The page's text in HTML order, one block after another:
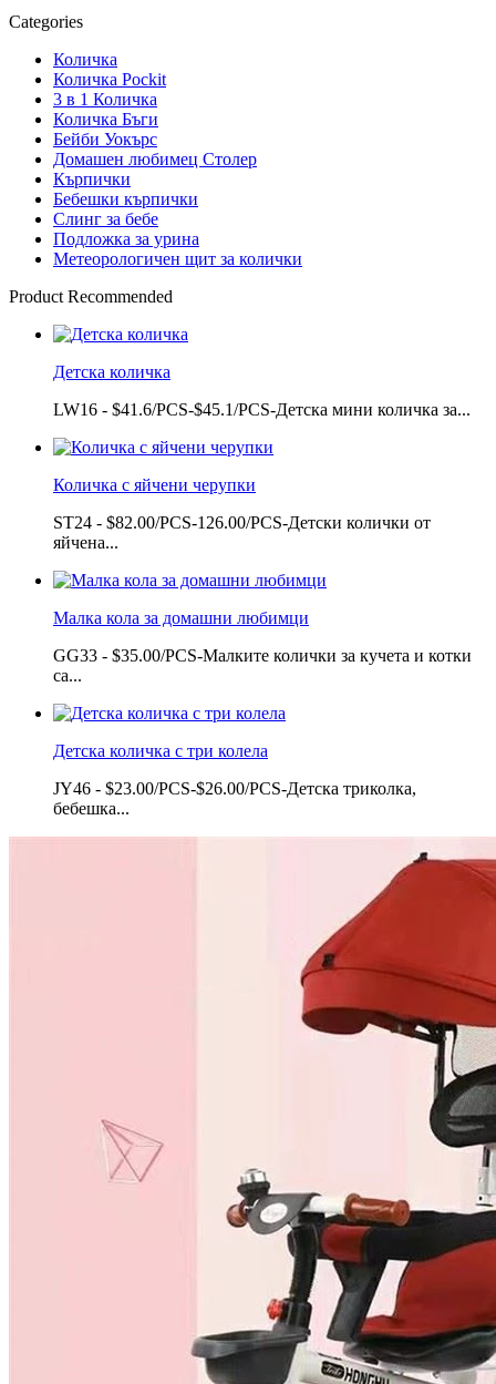
Categories
Количка
Количка Pockit
3 в 1 Количка
Количка Бъги
Бейби Уокърс
Домашен любимец Столер
Кърпички
Бебешки кърпички
Слинг за бебе
Подложка за урина
Метеорологичен щит за колички
Product Recommended
Детска количка
LW16 - $41.6/PCS-$45.1/PCS-Детска мини количка за...
Количка с яйчени черупки
ST24 - $82.00/PCS-126.00/PCS-Детски колички от
яйчена...
Малка кола за домашни любимци
GG33 - $35.00/PCS-Малките колички за кучета и котки
са...
Детска количка с три колела
JY46 - $23.00/PCS-$26.00/PCS-Детска триколка,
бебешка...